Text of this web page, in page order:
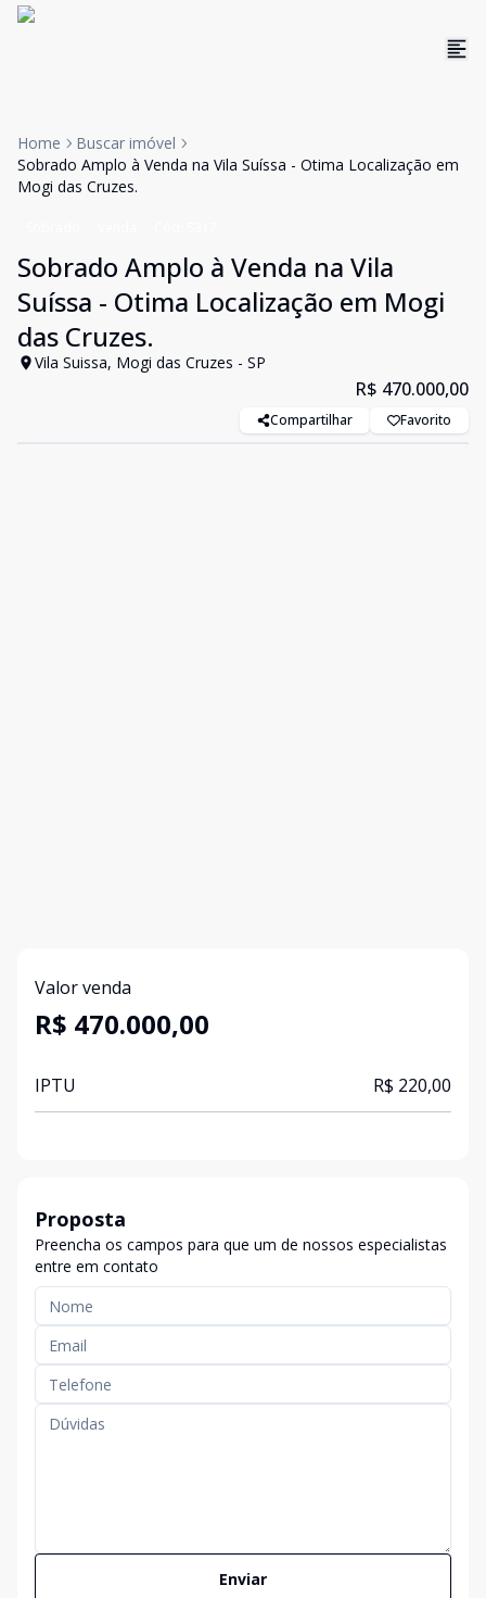
Home
Buscar imóvel
Sobrado Amplo à Venda na Vila Suíssa - Otima Localização em
Mogi das Cruzes.
Sobrado Amplo à Venda na Vila
Suíssa - Otima Localização em Mogi
das Cruzes.
Vila Suissa, Mogi das Cruzes - SP
R$ 470.000,00
Compartilhar Favorito
Valor venda
R$ 470.000,00
IPTU R$ 220,00
Proposta
Preencha os campos para que um de nossos especialistas
entre em contato
Enviar